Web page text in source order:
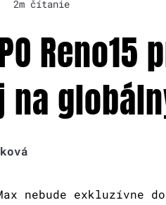
2m čítanie
na
Max nebude